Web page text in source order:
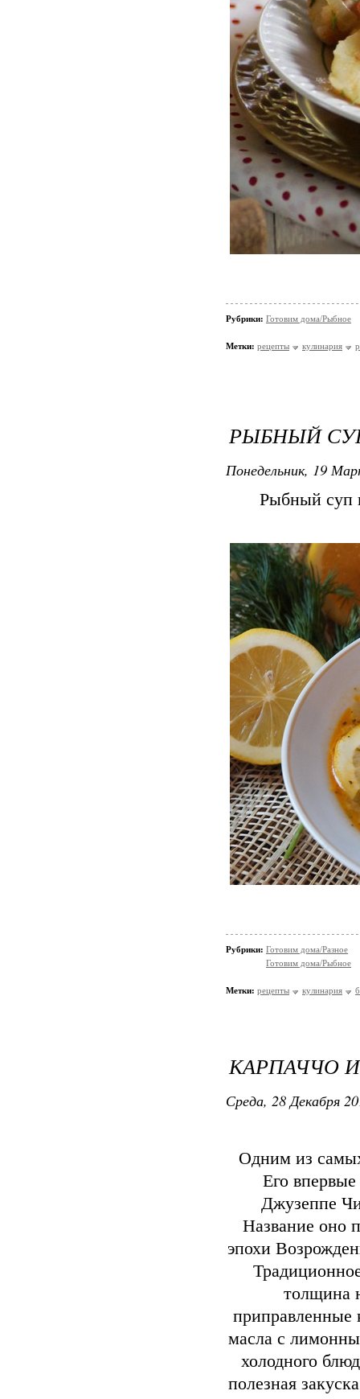
Рубрики: Готовим дома/Рыбное
Метки: рецепты кулинария
РЫБНЫЙ
Понедельник, 19
Рыбный суп
Рубрики: Готовим дома/Разное
Готовим дома/Рыбное
Метки: рецепты кулинария
КАРПАЧЧО
Среда, 28 Декабря
Одним из
Его
Джузеппе
Название оно
эпохи
толщина
приправленные
масла с
холодного
полезная